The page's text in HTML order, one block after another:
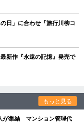
日」に合わせ「旅行川柳コ
新作『永遠の記憶』発売で
もっと見る
が集結 マンション管理代